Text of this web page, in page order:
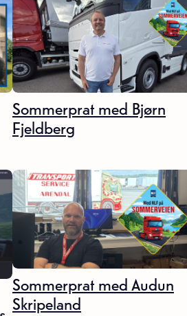
Sommerprat med Bjørn
Fjeldberg
Sommerprat med Audun
Skripeland